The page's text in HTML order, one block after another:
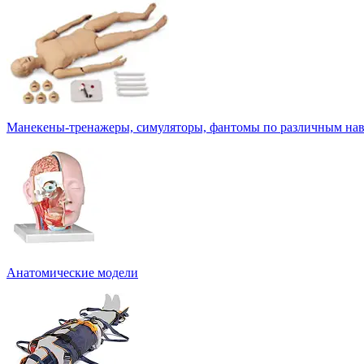
Манекены-тренажеры, симуляторы, фантомы по различным
Анатомические модели